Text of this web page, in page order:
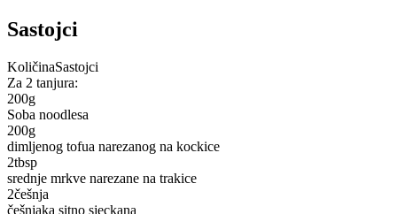
Sastojci
KoličinaSastojci
Za 2 tanjura:
200g
Soba noodlesa
200g
dimljenog tofua narezanog na kockice
2tbsp
srednje mrkve narezane na trakice
2češnja
češnjaka sitno sjeckana